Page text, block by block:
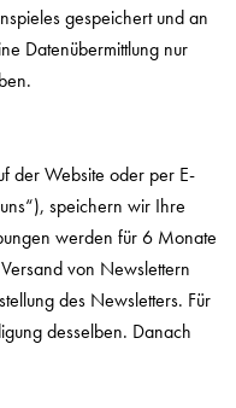
gespeichert und an
Datenübermittlung nur
der Website oder per E-
speichern wir Ihre
werden für 6 Monate
von Newslettern
des Newsletters. Für
desselben. Danach